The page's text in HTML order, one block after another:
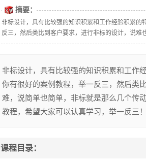
摘要：
非标设计，具有比较强的知识积累和工作经验积累
反三，然后类比到客户要求，进行非标的设计，说难
非标设计，具有比较强的知识积累和工作
你有很好的案例教程，举一反三，然后类
难，说简单也简单，非标就是那么几个传
教程，希望大家可以认真学习，举一反三！
课程目录：